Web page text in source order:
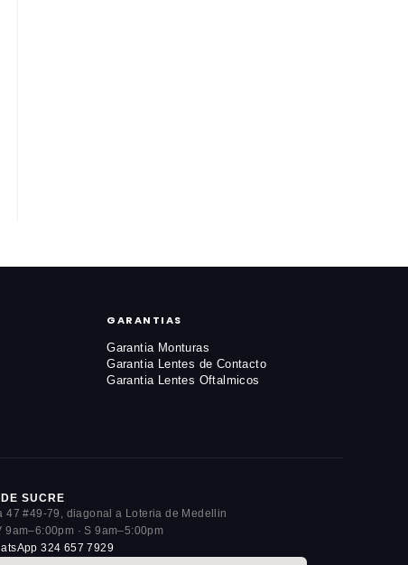
GARANTIAS
Garantia Monturas
Garantia Lentes de Contacto
Garantia Lentes Oftalmicos
SUCRE
47 #49-79, diagonal a Loteria de Medellin
9am–6:00pm · S 9am–5:00pm
324 657 7929